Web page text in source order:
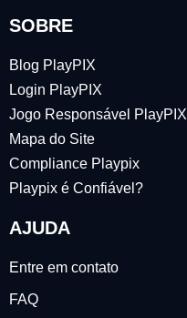
SOBRE
Blog PlayPIX
Login PlayPIX
Jogo Responsável PlayPIX
Mapa do Site
Compliance Playpix
Playpix é Confiável?
AJUDA
Entre em contato
FAQ